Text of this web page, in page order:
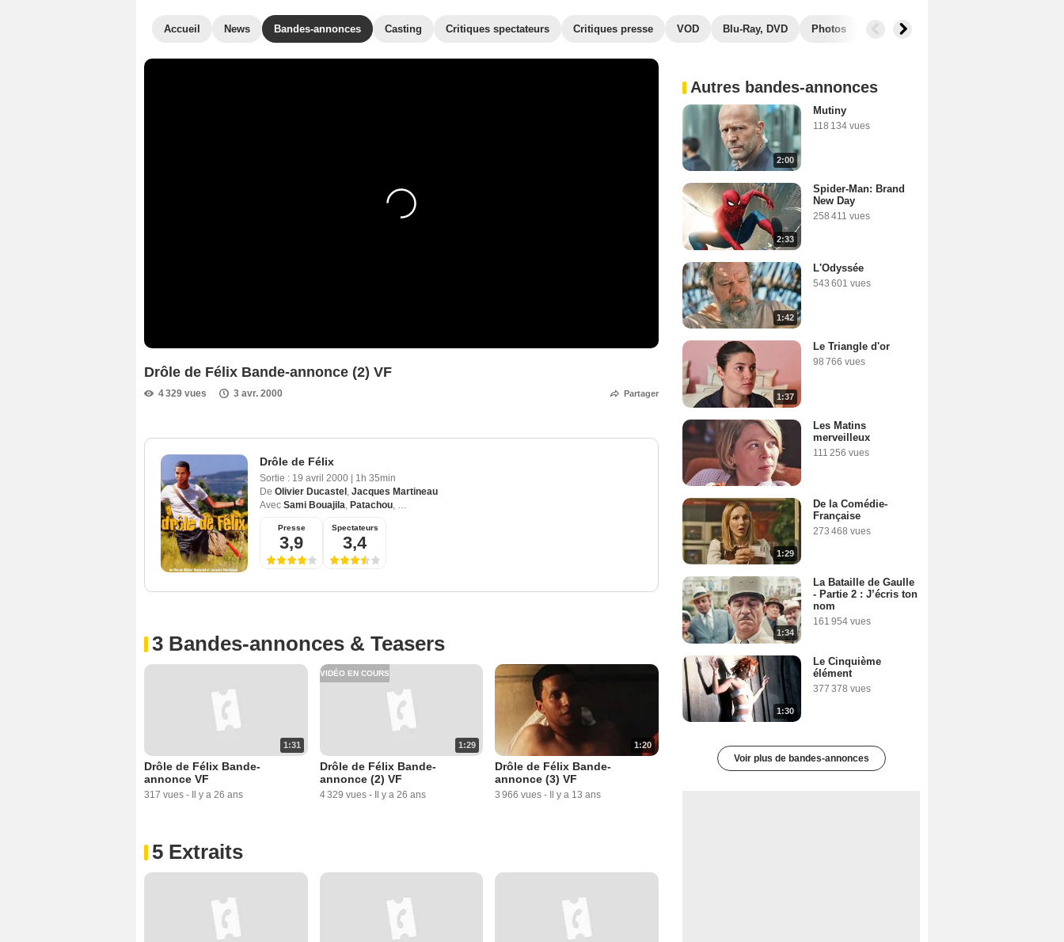
Accueil News Bandes-annonces Casting Critiques spectateurs Critiques presse VOD Blu-Ray, DVD Photos Secrets de tournage
Drôle de Félix Bande-annonce (2) VF
4 329 vues 3 avr. 2000 Partager
Drôle de Félix
Sortie : 19 avril 2000
1h 35min
De Olivier Ducastel , Jacques Martineau
Avec Sami Bouajila, Patachou, Ariane Ascaride
Presse
3,9
Spectateurs
3,4
3 Bandes-annonces & Teasers
1:31
Drôle de Félix Bande-
annonce VF
317 vues - Il y a 26 ans
1:29
VIDÉO EN COURS
Drôle de Félix Bande-
annonce (2) VF
4 329 vues - Il y a 26 ans
1:20
Drôle de Félix Bande-
annonce (3) VF
3 966 vues - Il y a 13 ans
5 Extraits
Autres bandes-annonces
2:00
Mutiny
118 134 vues
2:33
Spider-Man: Brand
New Day
258 411 vues
1:42
L'Odyssée
543 601 vues
1:37
Le Triangle d'or
98 766 vues
Les Matins
merveilleux
111 256 vues
1:29
De la Comédie-
Française
273 468 vues
1:34
La Bataille de Gaulle
- Partie 2 : J’écris ton
nom
161 954 vues
1:30
Le Cinquième
élément
377 378 vues
Voir plus de bandes-annonces